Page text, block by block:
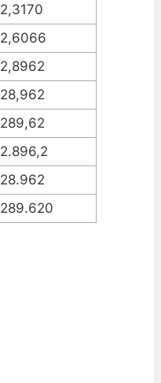
2,3170
2,6066
2,8962
28,962
289,62
2.896,2
28.962
289.620